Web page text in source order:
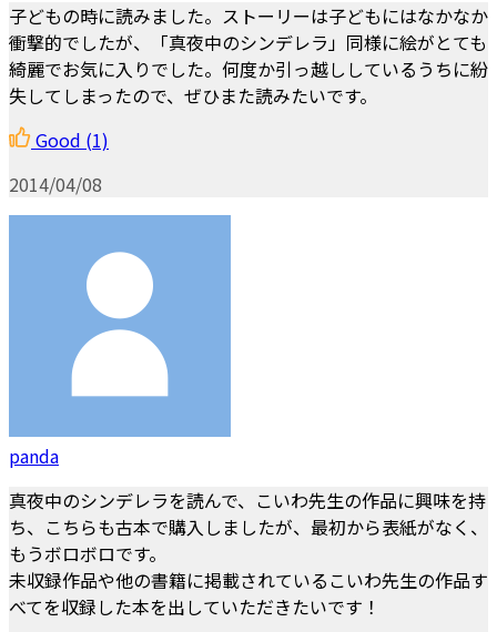
子どもの時に読みました。ストーリーは子どもにはなかなか
衝撃的でしたが、「真夜中のシンデレラ」同様に絵がとても
綺麗でお気に入りでした。何度か引っ越ししているうちに紛
失してしまったので、ぜひまた読みたいです。
Good (1)
2014/04/08
panda
真夜中のシンデレラを読んで、こいわ先生の作品に興味を持
ち、こちらも古本で購入しましたが、最初から表紙がなく、
もうボロボロです。
未収録作品や他の書籍に掲載されているこいわ先生の作品す
べてを収録した本を出していただきたいです！